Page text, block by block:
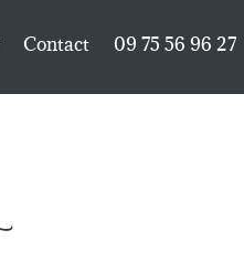
Contact 09 75 56 96 27